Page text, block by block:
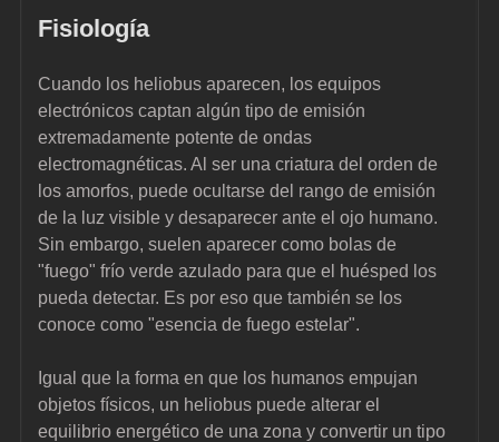
Fisiología
Cuando los heliobus aparecen, los equipos
electrónicos captan algún tipo de emisión
extremadamente potente de ondas
electromagnéticas. Al ser una criatura del orden de
los amorfos, puede ocultarse del rango de emisión
de la luz visible y desaparecer ante el ojo humano.
Sin embargo, suelen aparecer como bolas de
"fuego" frío verde azulado para que el huésped los
pueda detectar. Es por eso que también se los
conoce como "esencia de fuego estelar".
Igual que la forma en que los humanos empujan
objetos físicos, un heliobus puede alterar el
equilibrio energético de una zona y convertir un tipo